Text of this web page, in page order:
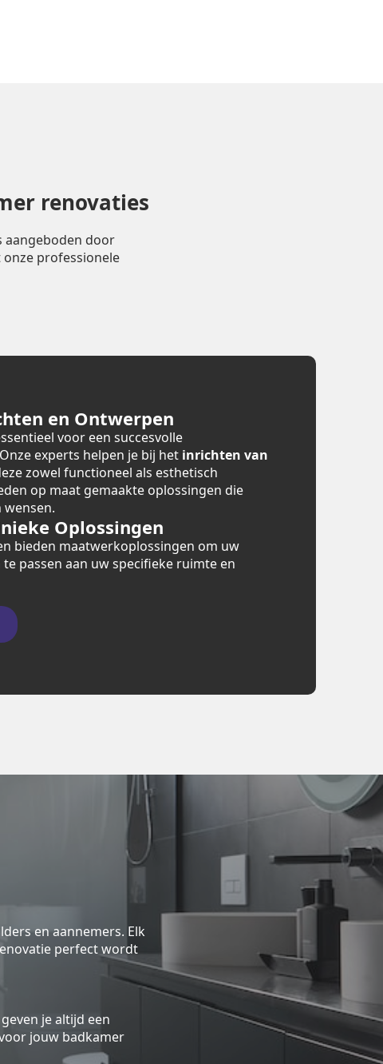
renovaties
aangeboden door
professionele
en Ontwerpen
voor een succesvolle
experts helpen je bij het inrichten van
zowel functioneel als esthetisch
op maat gemaakte oplossingen die
wensen.
Oplossingen
bieden maatwerkoplossingen om uw
passen aan uw specifieke ruimte en
en aannemers. Elk
perfect wordt
je altijd een
jouw badkamer